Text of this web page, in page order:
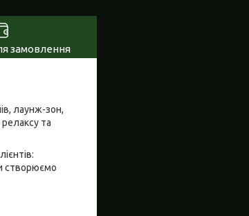
замовлення
лаунж-зон,
та
створюємо